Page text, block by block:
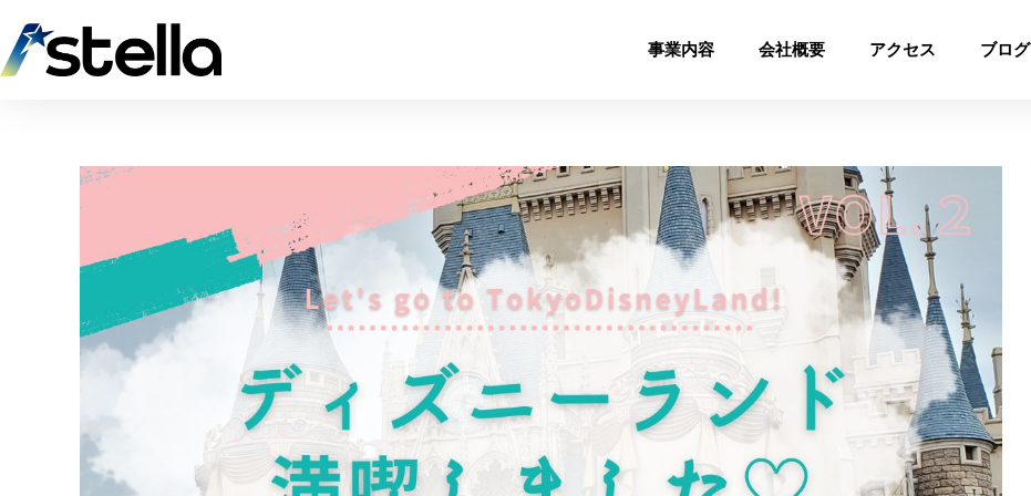
事業内容 会社概要 アクセス ブログ